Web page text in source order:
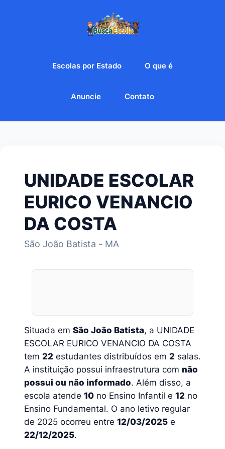
Escolas por Estado O que é
Anuncie Contato
UNIDADE ESCOLAR
EURICO VENANCIO
DA COSTA
São João Batista - MA
Situada em São João Batista, a UNIDADE
ESCOLAR EURICO VENANCIO DA COSTA
tem 22 estudantes distribuídos em 2 salas.
A instituição possui infraestrutura com não
possui ou não informado. Além disso, a
escola atende 10 no Ensino Infantil e 12 no
Ensino Fundamental. O ano letivo regular
de 2025 ocorreu entre 12/03/2025 e
22/12/2025.